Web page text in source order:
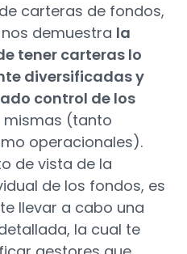
carteras de fondos,
demuestra la
tener carteras lo
diversificadas y
control de los
mismas (tanto
operacionales).
de vista de la
de los fondos, es
llevar a cabo una
la cual te